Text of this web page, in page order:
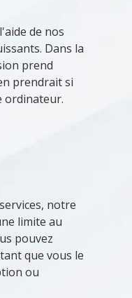
de nos
Dans la
prend
prendrait si
ordinateur.
notre
limite au
pouvez
que vous le
ou